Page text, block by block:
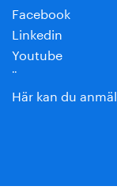
Facebook
Linkedin
Youtube
¨
Här kan du